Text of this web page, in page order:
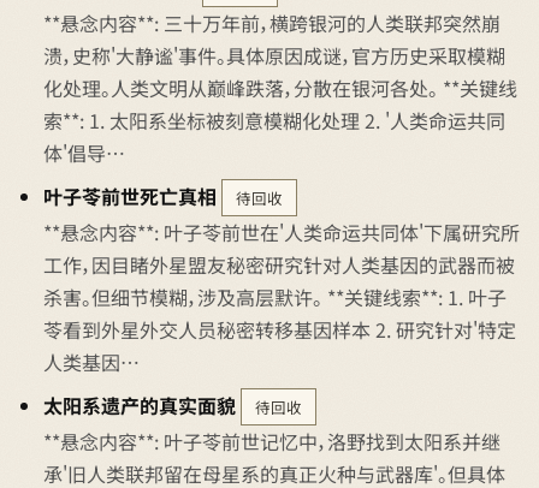
**悬念内容**: 三十万年前，横跨银河的人类联邦突然崩
溃，史称'大静谧'事件。具体原因成谜，官方历史采取模糊
化处理。人类文明从巅峰跌落，分散在银河各处。 **关键线
索**: 1. 太阳系坐标被刻意模糊化处理 2. '人类命运共同
体'倡导…
叶子苓前世死亡真相
待回收
**悬念内容**: 叶子苓前世在'人类命运共同体'下属研究所
工作，因目睹外星盟友秘密研究针对人类基因的武器而被
杀害。但细节模糊，涉及高层默许。 **关键线索**: 1. 叶子
苓看到外星外交人员秘密转移基因样本 2. 研究针对'特定
人类基因…
太阳系遗产的真实面貌
待回收
**悬念内容**: 叶子苓前世记忆中，洛野找到太阳系并继
承'旧人类联邦留在母星系的真正火种与武器库'。但具体